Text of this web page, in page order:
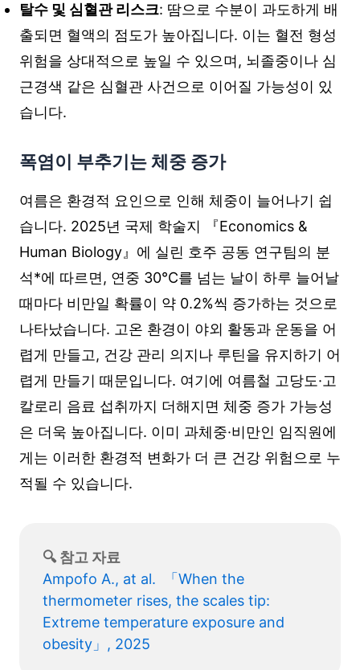
탈수 및 심혈관 리스크: 땀으로 수분이 과도하게 배
출되면 혈액의 점도가 높아집니다. 이는 혈전 형성
위험을 상대적으로 높일 수 있으며, 뇌졸중이나 심
근경색 같은 심혈관 사건으로 이어질 가능성이 있
습니다.
폭염이 부추기는 체중 증가
여름은 환경적 요인으로 인해 체중이 늘어나기 쉽
습니다. 2025년 국제 학술지 『Economics &
Human Biology』에 실린 호주 공동 연구팀의 분
석*에 따르면, 연중 30°C를 넘는 날이 하루 늘어날
때마다 비만일 확률이 약 0.2%씩 증가하는 것으로
나타났습니다. 고온 환경이 야외 활동과 운동을 어
렵게 만들고, 건강 관리 의지나 루틴을 유지하기 어
렵게 만들기 때문입니다. 여기에 여름철 고당도·고
칼로리 음료 섭취까지 더해지면 체중 증가 가능성
은 더욱 높아집니다. 이미 과체중·비만인 임직원에
게는 이러한 환경적 변화가 더 큰 건강 위험으로 누
적될 수 있습니다.
🔍 참고 자료
Ampofo A., at al.  「When the
thermometer rises, the scales tip:
Extreme temperature exposure and
obesity」, 2025